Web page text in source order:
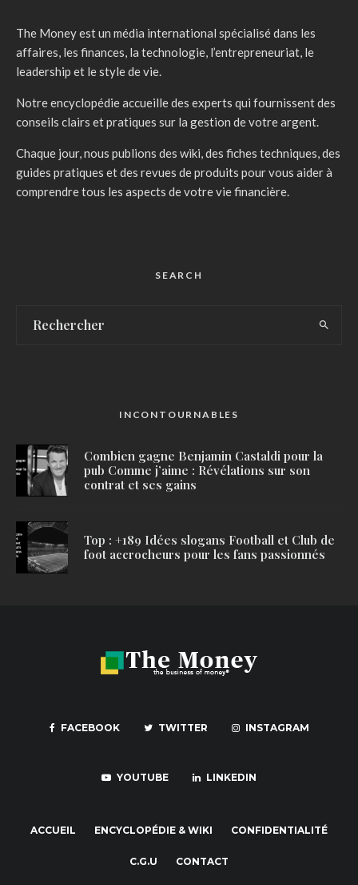
The Money est un média international spécialisé dans les
affaires, les finances, la technologie, l’entrepreneuriat, le
leadership et le style de vie.
Notre encyclopédie accueille des experts qui fournissent des
conseils clairs et pratiques sur la gestion de votre argent.
Chaque jour, nous publions des wiki, des fiches techniques, des
guides pratiques et des revues de produits pour vous aider à
comprendre tous les aspects de votre vie financière.
SEARCH
INCONTOURNABLES
Combien gagne Benjamin Castaldi pour la
pub Comme j’aime : Révélations sur son
contrat et ses gains
Top : +189 Idées slogans Football et Club de
foot accrocheurs pour les fans passionnés
FACEBOOK TWITTER INSTAGRAM
YOUTUBE LINKEDIN
ACCUEIL ENCYCLOPÉDIE & WIKI CONFIDENTIALITÉ
C.G.U CONTACT